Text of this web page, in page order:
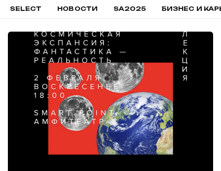
SELECT НОВОСТИ SA2025 БИЗНЕС И